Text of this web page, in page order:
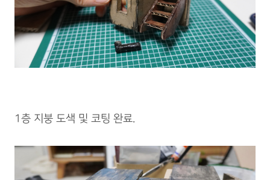
1층 지붕 도색 및 코팅 완료.